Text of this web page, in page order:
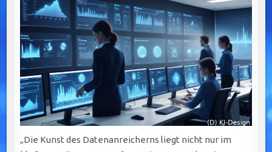
„Die Kunst des Datenanreicherns liegt nicht nur im